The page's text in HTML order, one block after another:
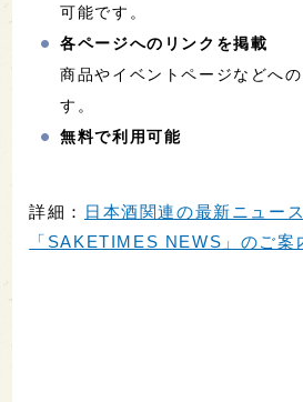
可能です。
各ページへのリンクを掲載
商品やイベントページなどへ
す。
無料で利用可能
詳細： 日本酒関連の最新ニュー
「SAKETIMES NEWS」のご案